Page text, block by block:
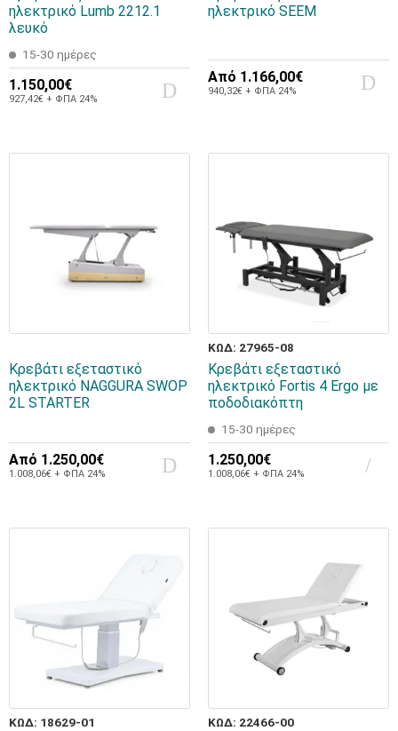
ηλεκτρικό Lumb 2212.1
λευκό
15-30 ημέρες
1.150,00€
927,42€ + ΦΠΑ 24%
ηλεκτρικό SEEM
Από 1.166,00€
940,32€ + ΦΠΑ 24%
Κρεβάτι εξεταστικό
ηλεκτρικό NAGGURA SWOP
2L STARTER
Από 1.250,00€
1.008,06€ + ΦΠΑ 24%
ΚΩΔ: 27965-08
Κρεβάτι εξεταστικό
ηλεκτρικό Fortis 4 Ergo με
ποδοδιακόπτη
15-30 ημέρες
1.250,00€
1.008,06€ + ΦΠΑ 24%
ΚΩΔ: 18629-01 ΚΩΔ: 22466-00